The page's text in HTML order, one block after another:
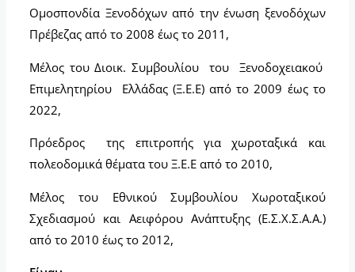
Ομοσπονδία Ξενοδόχων από την ένωση ξενοδόχων
Πρέβεζας από το 2008 έως το 2011,
Μέλος του Διοικ. Συμβουλίου του Ξενοδοχειακού
Επιμελητηρίου Ελλάδας (Ξ.Ε.Ε) από το 2009 έως το
2022,
Πρόεδρος της επιτροπής για χωροταξικά και
πολεοδομικά θέματα του Ξ.Ε.Ε από το 2010,
Μέλος του Εθνικού Συμβουλίου Χωροταξικού
Σχεδιασμού και Αειφόρου Ανάπτυξης (Ε.Σ.Χ.Σ.Α.Α.)
από το 2010 έως το 2012,